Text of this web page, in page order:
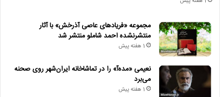
مجموعه «فریادهای عاصی آذرخش» با آثار
منتشرنشده احمد شاملو منتشر شد
1 هفته پیش
نعیمی «مده‌آ» را در تماشاخانه ایران‌شهر روی صحنه
می‌برد
1 هفته پیش